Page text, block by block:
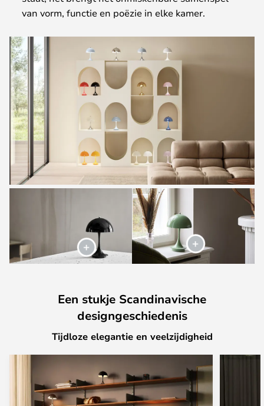
van vorm, functie en poëzie in elke kamer.
Een stukje Scandinavische
designgeschiedenis
Tijdloze elegantie en veelzijdigheid